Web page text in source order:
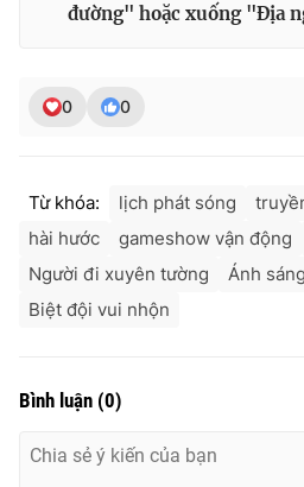
đường" hoặc xuống "Địa
0 0
Từ khóa: lịch phát sóng
hài hước
gameshow vận động
Người đi xuyên tường
Ánh
Biệt đội vui nhộn
Bình luận (0)